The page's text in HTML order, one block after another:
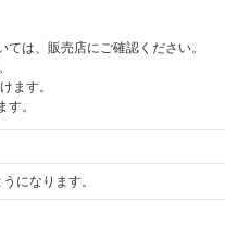
は、販売店にご確認ください。
ます。
。
になります。